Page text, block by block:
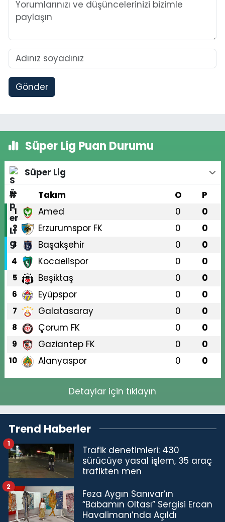
Gönder
Süper Lig Puan Durumu
Süper Lig
#
Takım O P
1 Amed 0 0
2 Erzurumspor FK 0 0
3 Başakşehir 0 0
4 Kocaelispor 0 0
5 Beşiktaş 0 0
6 Eyüpspor 0 0
7 Galatasaray 0 0
8 Çorum FK 0 0
9 Gaziantep FK 0 0
10 Alanyaspor 0 0
Detaylar için tıklayın
Trend Haberler
Trafik denetimleri: 430
sürücüye yasal işlem, 35 araç
trafikten men
1
Feza Aygın Sanıvar’ın
“Babamın Oltası” Sergisi Ercan
Havalimanı’nda Açıldı
2